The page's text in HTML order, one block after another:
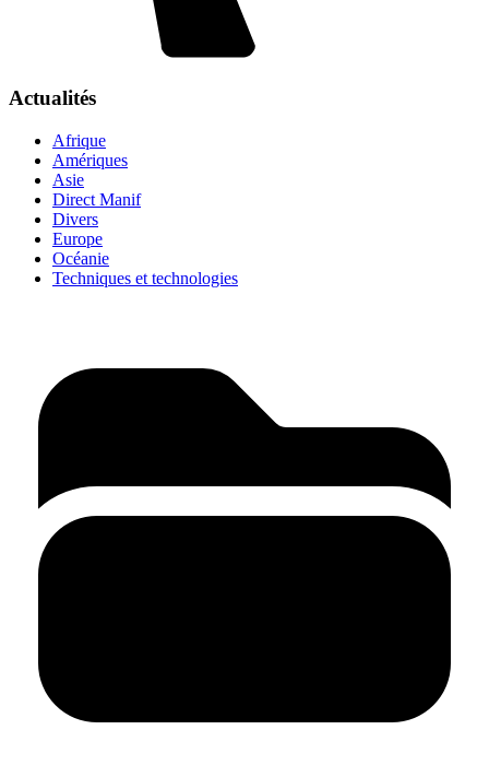
Actualités
Afrique
Amériques
Asie
Direct Manif
Divers
Europe
Océanie
Techniques et technologies